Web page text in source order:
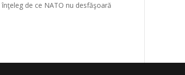
de ce NATO nu desfăşoară